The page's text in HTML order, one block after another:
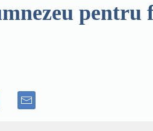
pentru